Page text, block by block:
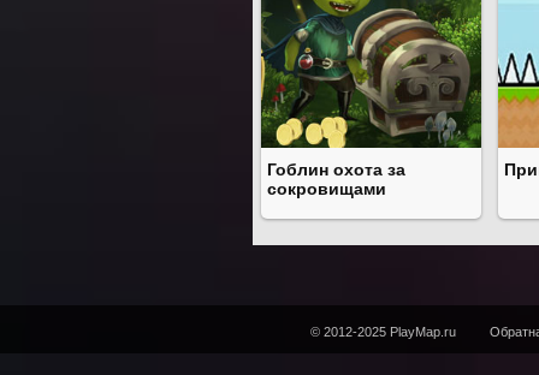
Гоблин охота за
сокровищами
© 2012-2025 PlayMap.ru